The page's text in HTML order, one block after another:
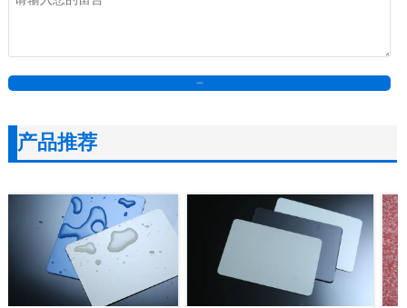
产品推荐